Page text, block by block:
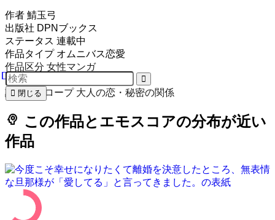
作者 鯖玉弓
出版社 DPNブックス
ステータス 連載中
作品タイプ オムニバス恋愛
作品区分 女性マンガ
ムード
設定・トロープ 大人の恋・秘密の関係
psychology この作品とエモスコアの分布が近い
作品
閉じる